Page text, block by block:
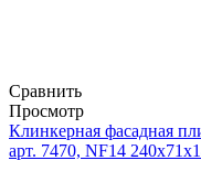
Сравнить
Просмотр
Клинкерная фасадная
арт. 7470, NF14